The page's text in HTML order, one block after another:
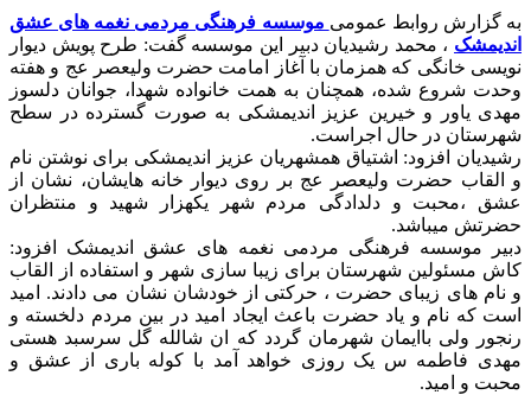
به گزارش روابط عمومی موسسه فرهنگی مردمی نغمه های عشق
اندیمشک ، محمد رشیدیان دبیر این موسسه گفت: طرح پویش دیوار
نویسی خانگی که همزمان با آغاز امامت حضرت ولیعصر عج و هفته
وحدت شروع شده، همچنان به همت خانواده شهدا، جوانان دلسوز
مهدی یاور و خیرین عزیز اندیمشکی به صورت گسترده در سطح
شهرستان در حال اجراست.
رشیدیان افزود: اشتیاق همشهریان عزیز اندیمشکی برای نوشتن نام
و القاب حضرت ولیعصر عج بر روی دیوار خانه هایشان، نشان از
عشق ،محبت و دلدادگی مردم شهر یکهزار شهید و منتظران
حضرتش میباشد.
دبیر موسسه فرهنگی مردمی نغمه های عشق اندیمشک افزود:
کاش مسئولین شهرستان برای زیبا سازی شهر و استفاده از القاب
و نام های زیبای حضرت ، حرکتی از خودشان نشان می دادند. امید
است که نام و یاد حضرت باعث ایجاد امید در بین مردم دلخسته و
رنجور ولی باایمان شهرمان گردد که ان شالله گل سرسبد هستی
مهدی فاطمه س یک روزی خواهد آمد با کوله باری از عشق و
محبت و امید.